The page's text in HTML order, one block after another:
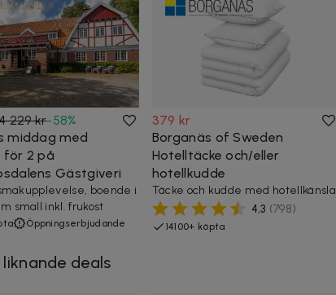
229 kr-58%
middag med
för 2 på
Gästgiveri
boende i
small inkl. frukost
Öppningserbjudande
379 kr
Borganäs of Sweden
Hotelltäcke och/eller
hotellkudde
Täcke och kudde med hotellkänsla
4,3 (798)
14100+ köpta
liknande deals